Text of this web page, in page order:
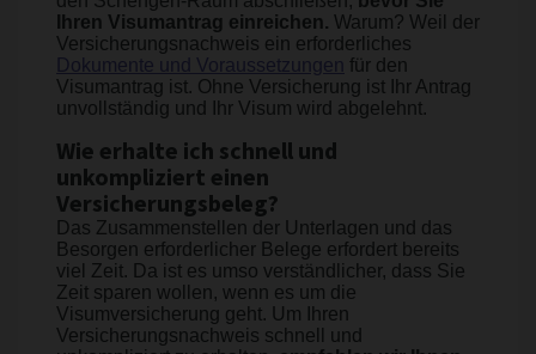
Ihren Visumantrag einreichen. Warum? Weil der
Versicherungsnachweis ein erforderliches
Dokumente und Voraussetzungen
für den
Visumantrag ist. Ohne Versicherung ist Ihr Antrag
unvollständig und Ihr Visum wird abgelehnt.
Wie erhalte ich schnell und
unkompliziert einen
Versicherungsbeleg?
Das Zusammenstellen der Unterlagen und das
Besorgen erforderlicher Belege erfordert bereits
viel Zeit. Da ist es umso verständlicher, dass Sie
Zeit sparen wollen, wenn es um die
Visumversicherung geht. Um Ihren
Versicherungsnachweis schnell und